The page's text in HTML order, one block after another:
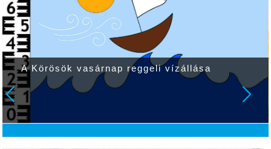
A Körösök vasárnap reggeli vízállása